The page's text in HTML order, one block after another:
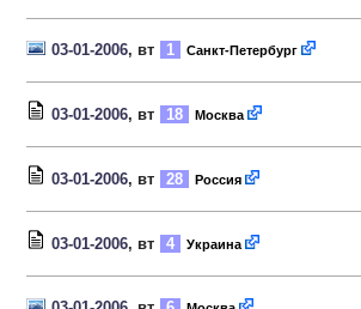
03-01-2006, вт 1 Санкт-Петербург
03-01-2006, вт 18 Москва
03-01-2006, вт 28 Россия
03-01-2006, вт 4 Украина